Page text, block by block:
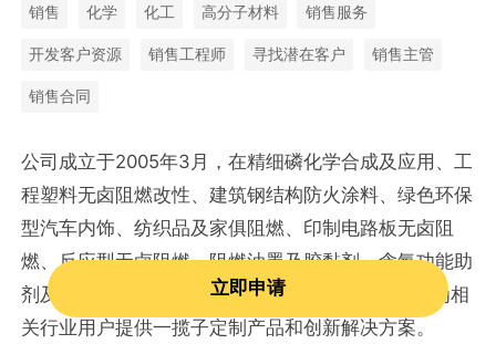
销售 化学 化工 高分子材料 销售服务
开发客户资源 销售工程师 寻找潜在客户 销售主管
销售合同
公司成立于2005年3月，在精细磷化学合成及应用、工
程塑料无卤阻燃改性、建筑钢结构防火涂料、绿色环保
型汽车内饰、纺织品及家俱阻燃、印制电路板无卤阻
燃、反应型无卤阻燃、阻燃油墨及胶黏剂、含氟功能助
剂及特种材料、LED光扩散剂、电子化学品等领域为相
关行业用户提供一揽子定制产品和创新解决方案。
立即申请